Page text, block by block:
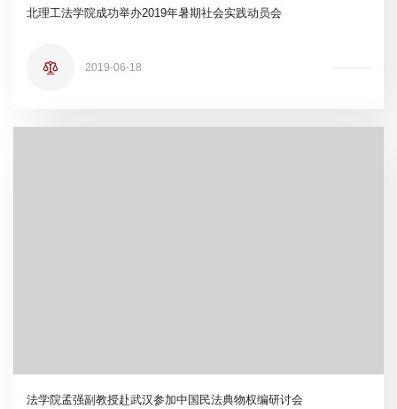
北理工法学院成功举办2019年暑期社会实践动员会
2019-06-18
法学院孟强副教授赴武汉参加中国民法典物权编研讨会